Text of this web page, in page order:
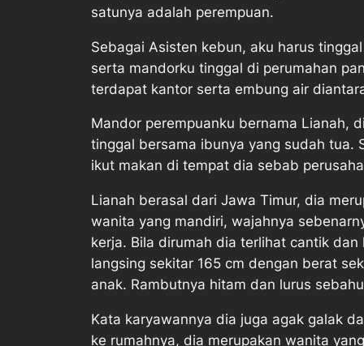
satunya adalah perempuan.
Sebagai Asisten kebun, aku harus
serta mandorku tinggal di perumahan
terdapat kantor serta embung air
Mandor perempuanku bernama Lianah,
tinggal bersama ibunya yang sudah tua.
ikut makan di tempat dia sebab
Lianah berasal dari Jawa Timur, dia
wanita yang mandiri, wajahnya
kerja. Bila dirumah dia terlihat cantik
langsing sekitar 165 cm dengan berat
anak. Rambutnya hitam dan lurus
Kata karyawannya dia juga agak galak
ke rumahnya, dia merupakan wanita